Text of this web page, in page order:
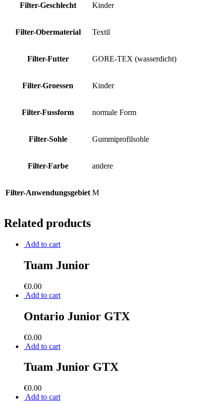
Filter-Geschlecht Kinder
Filter-Obermaterial Textil
Filter-Futter GORE-TEX (wasserdicht)
Filter-Groessen Kinder
Filter-Fussform normale Form
Filter-Sohle Gummiprofilsohle
Filter-Farbe andere
Filter-Anwendungsgebiet M
Related products
Add to cart
Tuam Junior
€0.00
Add to cart
Ontario Junior GTX
€0.00
Add to cart
Tuam Junior GTX
€0.00
Add to cart